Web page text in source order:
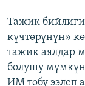
Тажик
күчтөрүнүн»
тажик аялдар
болушу
ИМ тобу ээлеп